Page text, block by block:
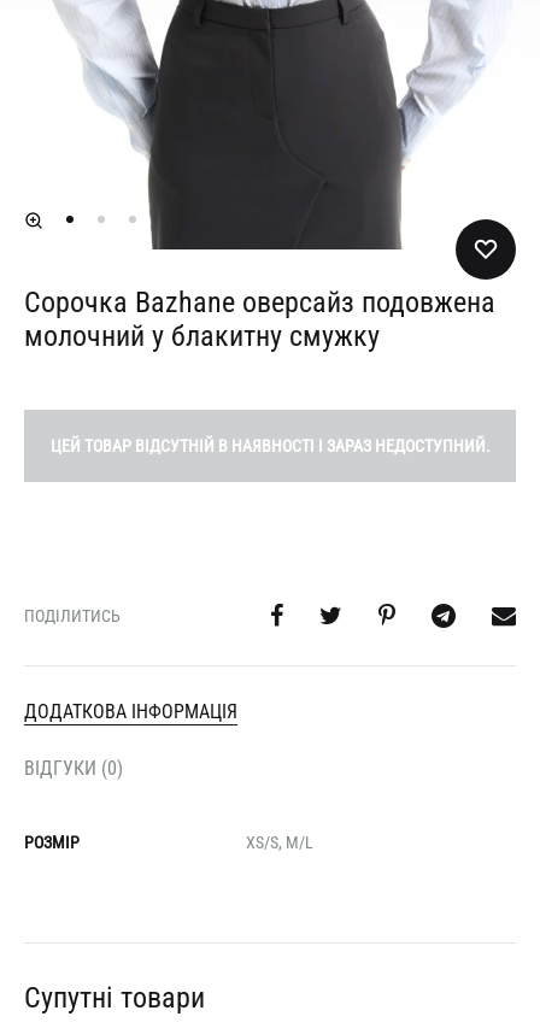
Сорочка Bazhane оверсайз подовжена
молочний у блакитну смужку
ЦЕЙ ТОВАР ВІДСУТНІЙ В НАЯВНОСТІ І ЗАРАЗ НЕДОСТУПНИЙ.
ПОДІЛИТИСЬ
ДОДАТКОВА ІНФОРМАЦІЯ
ВІДГУКИ (0)
РОЗМІР XS/S, M/L
Супутні товари